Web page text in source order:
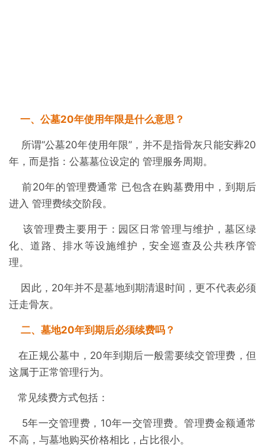
一、公墓20年使用年限是什么意思？
所谓“公墓20年使用年限”，并不是指骨灰只能安葬20
年，而是指：公墓墓位设定的 管理服务周期。
前20年的管理费通常 已包含在购墓费用中，到期后
进入 管理费续交阶段。
该管理费主要用于：园区日常管理与维护，墓区绿
化、道路、排水等设施维护，安全巡查及公共秩序管
理。
因此，20年并不是墓地到期清退时间，更不代表必须
迁走骨灰。
二、墓地20年到期后必须续费吗？
在正规公墓中，20年到期后一般需要续交管理费，但
这属于正常管理行为。
常见续费方式包括：
5年一交管理费，10年一交管理费。管理费金额通常
不高，与墓地购买价格相比，占比很小。